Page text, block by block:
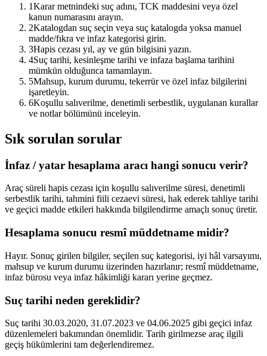
1Karar metnindeki suç adını, TCK maddesini veya özel
kanun numarasını arayın.
2Katalogdan suç seçin veya suç katalogda yoksa manuel
madde/fıkra ve infaz kategorisi girin.
3Hapis cezası yıl, ay ve gün bilgisini yazın.
4Suç tarihi, kesinleşme tarihi ve infaza başlama tarihini
mümkün olduğunca tamamlayın.
5Mahsup, kurum durumu, tekerrür ve özel infaz bilgilerini
işaretleyin.
6Koşullu salıverilme, denetimli serbestlik, uygulanan kurallar
ve notlar bölümünü inceleyin.
Sık sorulan sorular
İnfaz / yatar hesaplama aracı hangi sonucu verir?
Araç süreli hapis cezası için koşullu salıverilme süresi, denetimli
serbestlik tarihi, tahmini fiili cezaevi süresi, hak ederek tahliye tarihi
ve geçici madde etkileri hakkında bilgilendirme amaçlı sonuç üretir.
Hesaplama sonucu resmî müddetname midir?
Hayır. Sonuç girilen bilgiler, seçilen suç kategorisi, iyi hâl varsayımı,
mahsup ve kurum durumu üzerinden hazırlanır; resmî müddetname,
infaz bürosu veya infaz hâkimliği kararı yerine geçmez.
Suç tarihi neden gereklidir?
Suç tarihi 30.03.2020, 31.07.2023 ve 04.06.2025 gibi geçici infaz
düzenlemeleri bakımından önemlidir. Tarih girilmezse araç ilgili
geçiş hükümlerini tam değerlendiremez.